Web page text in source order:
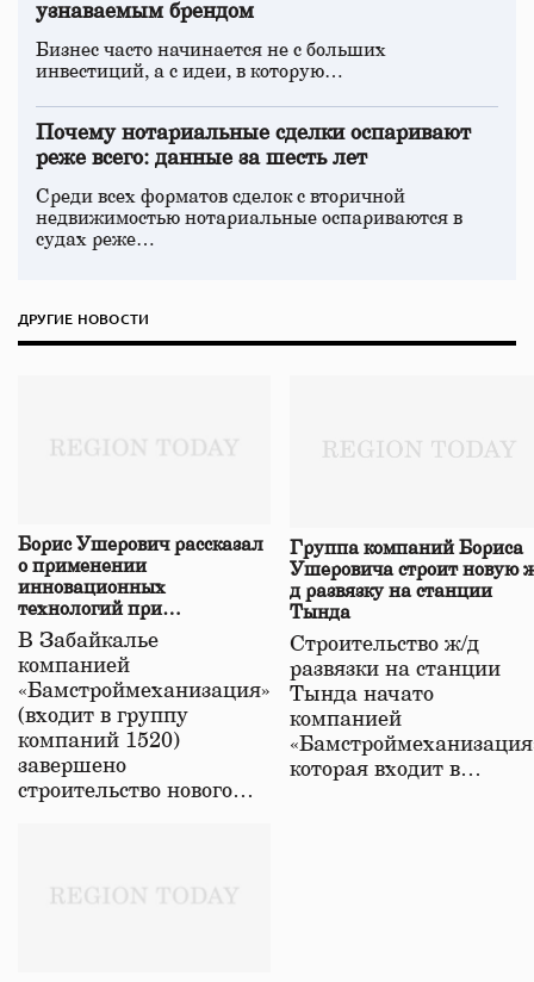
узнаваемым брендом
Бизнес часто начинается не с больших
инвестиций, а с идеи, в которую…
Почему нотариальные сделки оспаривают
реже всего: данные за шесть лет
Среди всех форматов сделок с вторичной
недвижимостью нотариальные оспариваются в
судах реже…
ДРУГИЕ НОВОСТИ
Борис Ушерович рассказал
о применении
инновационных
технологий при
строительстве нового моста
в Забайкалье
В Забайкалье
компанией
«Бамстроймеханизация»
(входит в группу
компаний 1520)
завершено
строительство нового…
Группа компаний Бориса
Ушеровича строит новую
д развязку на станции
Тында
Строительство ж/д
развязки на станции
Тында начато
компанией
которая входит в…